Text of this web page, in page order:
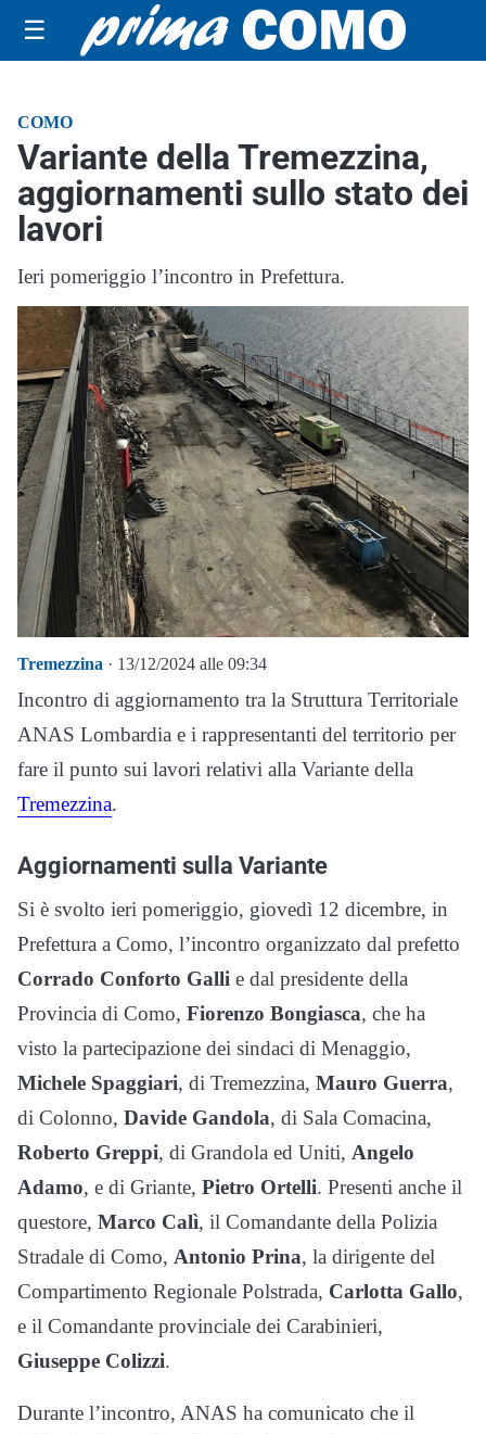
☰
COMO
Variante della Tremezzina,
aggiornamenti sullo stato dei
lavori
Ieri pomeriggio l’incontro in Prefettura.
Tremezzina · 13/12/2024 alle 09:34
Incontro di aggiornamento tra la Struttura Territoriale
ANAS Lombardia e i rappresentanti del territorio per
fare il punto sui lavori relativi alla Variante della
Tremezzina.
Aggiornamenti sulla Variante
Si è svolto ieri pomeriggio, giovedì 12 dicembre, in
Prefettura a Como, l’incontro organizzato dal prefetto
Corrado Conforto Galli e dal presidente della
Provincia di Como, Fiorenzo Bongiasca, che ha
visto la partecipazione dei sindaci di Menaggio,
Michele Spaggiari, di Tremezzina, Mauro Guerra,
di Colonno, Davide Gandola, di Sala Comacina,
Roberto Greppi, di Grandola ed Uniti, Angelo
Adamo, e di Griante, Pietro Ortelli. Presenti anche il
questore, Marco Calì, il Comandante della Polizia
Stradale di Como, Antonio Prina, la dirigente del
Compartimento Regionale Polstrada, Carlotta Gallo,
e il Comandante provinciale dei Carabinieri,
Giuseppe Colizzi.
Durante l’incontro, ANAS ha comunicato che il